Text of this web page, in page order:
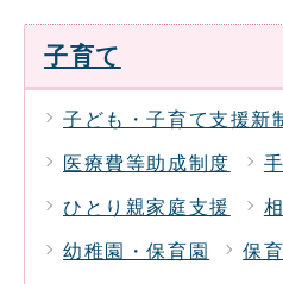
子育て
子ども・子育て支援新
医療費等助成制度
ひとり親家庭支援
幼稚園・保育園 保